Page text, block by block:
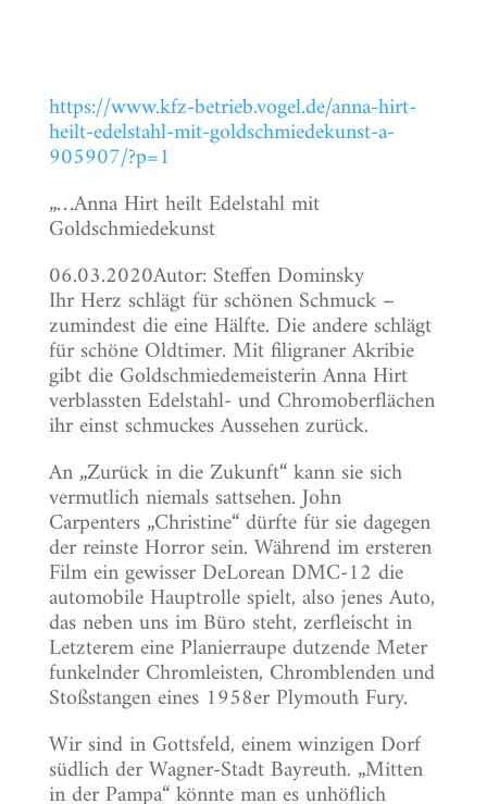
https://www.kfz-betrieb.vogel.de/anna-hirt-
heilt-edelstahl-mit-goldschmiedekunst-a-
905907/?p=1
„…Anna Hirt heilt Edelstahl mit
Goldschmiedekunst
06.03.2020Autor: Steffen Dominsky
Ihr Herz schlägt für schönen Schmuck –
zumindest die eine Hälfte. Die andere schlägt
für schöne Oldtimer. Mit filigraner Akribie
gibt die Goldschmiedemeisterin Anna Hirt
verblassten Edelstahl- und Chromoberflächen
ihr einst schmuckes Aussehen zurück.
An „Zurück in die Zukunft“ kann sie sich
vermutlich niemals sattsehen. John
Carpenter‎s „Christine“ dürfte für sie dagegen
der reinste Horror sein. Während im ersteren
Film ein gewisser DeLorean DMC-12 die
automobile Hauptrolle spielt, also jenes Auto,
das neben uns im Büro steht, zerfleischt in
Letzterem eine Planierraupe dutzende Meter
funkelnder Chromleisten, Chromblenden und
Stoßstangen eines 1958er Plymouth Fury.
Wir sind in Gottsfeld, einem winzigen Dorf
südlich der Wagner-Stadt Bayreuth. „Mitten
in der Pampa“ könnte man es unhöflich